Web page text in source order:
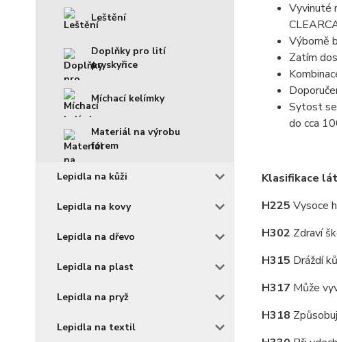
Leštění
Doplňky pro lití
pryskyřice
Míchací kelímky
Materiál na výrobu
forem
Lepidla na kůži
Lepidla na kovy
Lepidla na dřevo
Lepidla na plast
Lepidla na pryž
Lepidla na textil
Vyvinuté
Výborně
Zatím
Sytost
do cca
Klasifikace
H225 Vysoce
H302 Zdraví
H315 Dráždí
H317 Může
H318